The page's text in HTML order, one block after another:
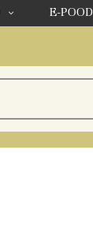
E-POOD